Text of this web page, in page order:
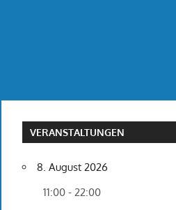
VERANSTALTUNGEN
8. August 2026
11:00 - 22:00